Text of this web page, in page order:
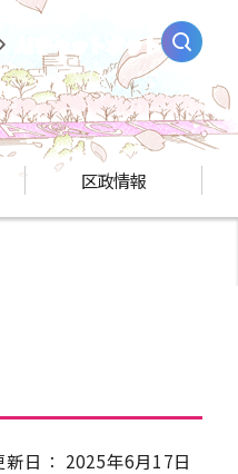
AIチャットボット
区政情報
日： 2025年6月17日